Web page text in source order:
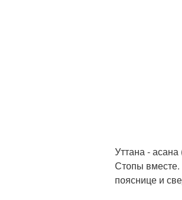
Уттана -
Стопы вместе.
пояснице и